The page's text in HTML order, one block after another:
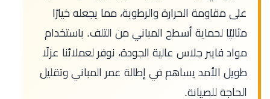
على مقاومة الحرارة والرطوبة، مما يجعله خيارًا
مثاليًا لحماية أسطح المباني من التلف. باستخدام
مواد فايبر جلاس عالية الجودة، نوفر لعملائنا عزلًا
طويل الأمد يساهم في إطالة عمر المباني وتقليل
الحاجة للصيانة.